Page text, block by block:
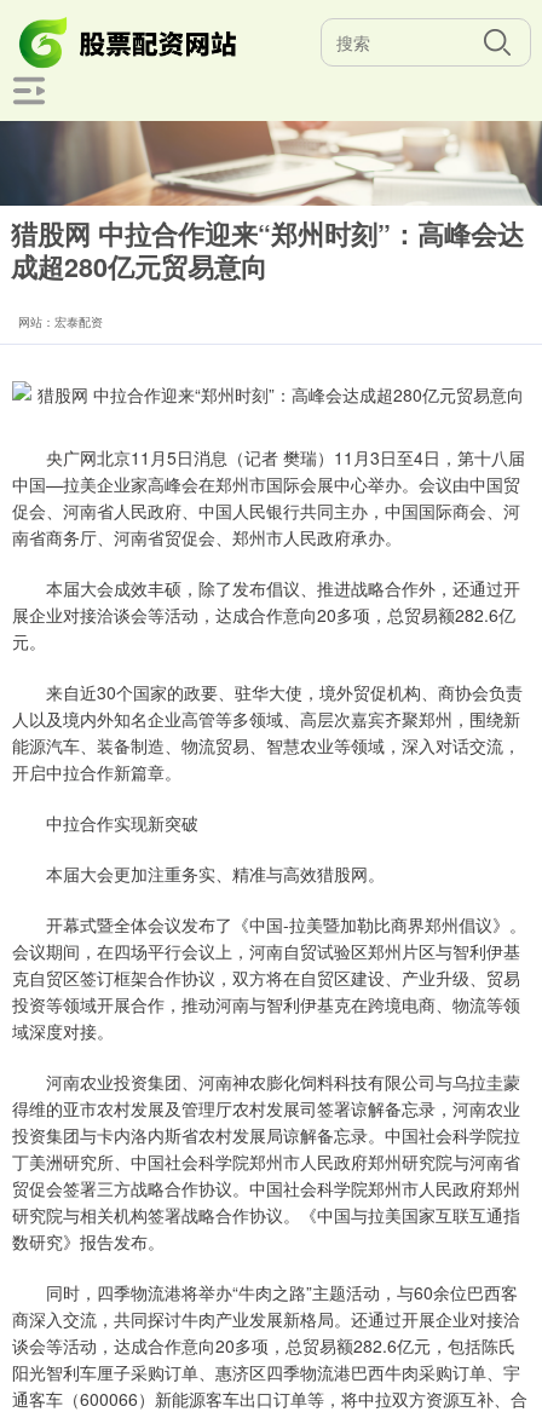
猎股网 中拉合作迎来“郑州时刻”：高峰会达
成超280亿元贸易意向
网站：宏泰配资
央广网北京11月5日消息（记者 樊瑞）11月3日至4日，第十八届
中国—拉美企业家高峰会在郑州市国际会展中心举办。会议由中国贸
促会、河南省人民政府、中国人民银行共同主办，中国国际商会、河
南省商务厅、河南省贸促会、郑州市人民政府承办。
本届大会成效丰硕，除了发布倡议、推进战略合作外，还通过开
展企业对接洽谈会等活动，达成合作意向20多项，总贸易额282.6亿
元。
来自近30个国家的政要、驻华大使，境外贸促机构、商协会负责
人以及境内外知名企业高管等多领域、高层次嘉宾齐聚郑州，围绕新
能源汽车、装备制造、物流贸易、智慧农业等领域，深入对话交流，
开启中拉合作新篇章。
中拉合作实现新突破
本届大会更加注重务实、精准与高效猎股网。
开幕式暨全体会议发布了《中国-拉美暨加勒比商界郑州倡议》。
会议期间，在四场平行会议上，河南自贸试验区郑州片区与智利伊基
克自贸区签订框架合作协议，双方将在自贸区建设、产业升级、贸易
投资等领域开展合作，推动河南与智利伊基克在跨境电商、物流等领
域深度对接。
河南农业投资集团、河南神农膨化饲料科技有限公司与乌拉圭蒙
得维的亚市农村发展及管理厅农村发展司签署谅解备忘录，河南农业
投资集团与卡内洛内斯省农村发展局谅解备忘录。中国社会科学院拉
丁美洲研究所、中国社会科学院郑州市人民政府郑州研究院与河南省
贸促会签署三方战略合作协议。中国社会科学院郑州市人民政府郑州
研究院与相关机构签署战略合作协议。《中国与拉美国家互联互通指
数研究》报告发布。
同时，四季物流港将举办“牛肉之路”主题活动，与60余位巴西客
商深入交流，共同探讨牛肉产业发展新格局。还通过开展企业对接洽
谈会等活动，达成合作意向20多项，总贸易额282.6亿元，包括陈氏
阳光智利车厘子采购订单、惠济区四季物流港巴西牛肉采购订单、宇
通客车（600066）新能源客车出口订单等，将中拉双方资源互补、合